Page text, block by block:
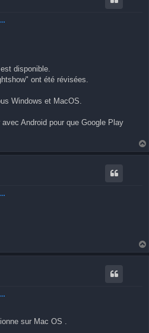
disponible.
ont été révisées.
Windows et MacOS.
Android pour que Google Play
sur Mac OS .